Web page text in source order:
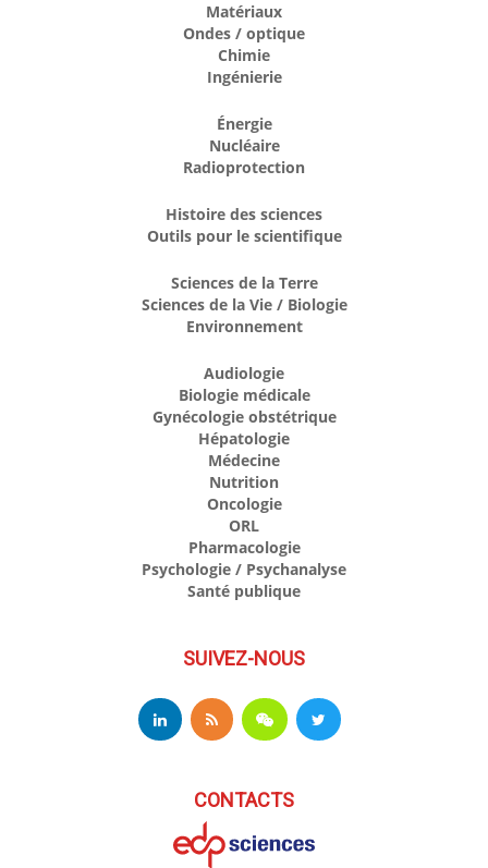
Matériaux
Ondes / optique
Chimie
Ingénierie
Énergie
Nucléaire
Radioprotection
Histoire des sciences
Outils pour le scientifique
Sciences de la Terre
Sciences de la Vie / Biologie
Environnement
Audiologie
Biologie médicale
Gynécologie obstétrique
Hépatologie
Médecine
Nutrition
Oncologie
ORL
Pharmacologie
Psychologie / Psychanalyse
Santé publique
SUIVEZ-NOUS
CONTACTS